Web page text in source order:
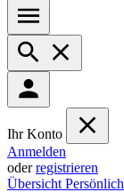
Ihr Konto
Anmelden
oderregistrieren
Übersicht